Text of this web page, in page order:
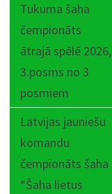
Tukuma šaha
čempionāts
ātrajā spēlē 2026,
3.posms no 3
posmiem
Latvijas jauniešu
komandu
čempionāts šaha
“Šaha lietus